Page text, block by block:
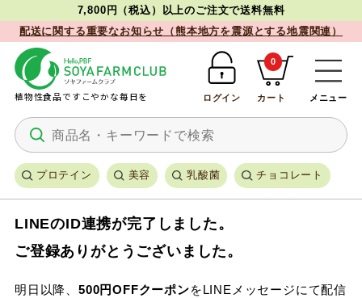
7,800円（税込）以上のご注文で送料無料
配送に関する重要なお知らせ（熊本地方を震源とする地震関連）
植物性食品ですこやかな毎日を
プロテイン 美容 乳酸菌 チョコレート
ログイン カート
0
メニュー
LINEのID連携が完了しました。
ご登録ありがとうございました。
明日以降、 500円OFFクーポンをLINEメッセージにて配信